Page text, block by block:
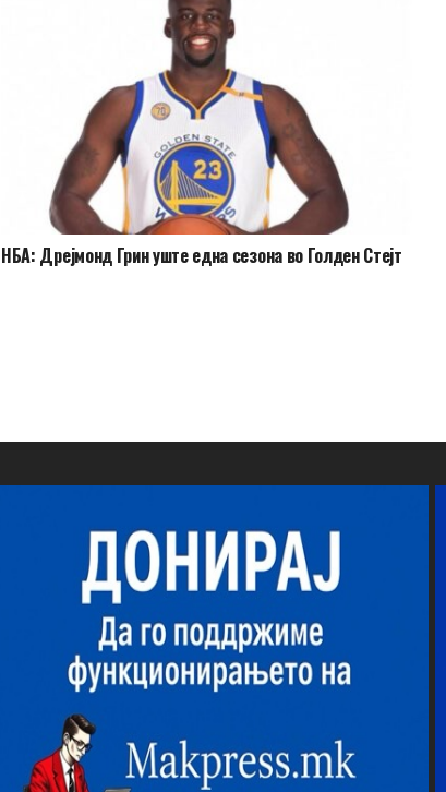
НБА: Дрејмонд Грин уште една сезона во Голден Стејт